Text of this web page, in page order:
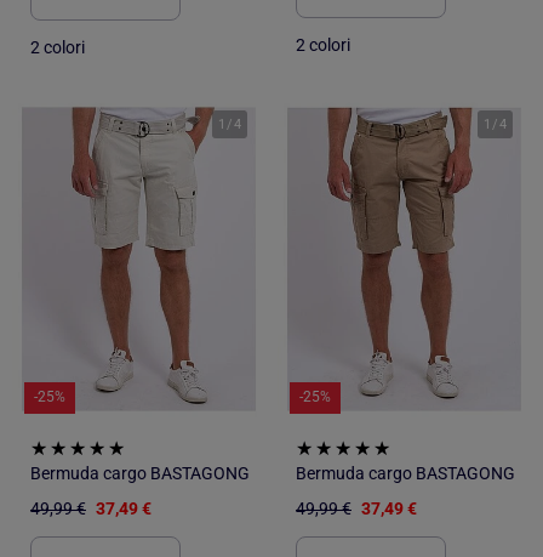
2 colori 2 colori
1 /4
-25%
Bermuda cargo BASTAGONG
49,99 € 37,49 €
1 /4
-25%
Bermuda cargo BASTAGONG
49,99 € 37,49 €